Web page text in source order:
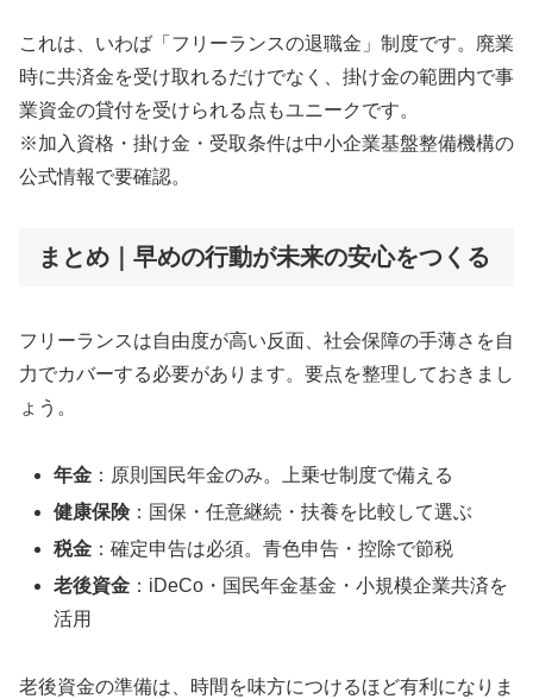
これは、いわば「フリーランスの退職金」制度です。廃業
時に共済金を受け取れるだけでなく、掛け金の範囲内で事
業資金の貸付を受けられる点もユニークです。
※加入資格・掛け金・受取条件は中小企業基盤整備機構の
公式情報で要確認。
まとめ｜早めの行動が未来の安心をつくる
フリーランスは自由度が高い反面、社会保障の手薄さを自
力でカバーする必要があります。要点を整理しておきまし
ょう。
年金 ：原則国民年金のみ。上乗せ制度で備える
健康保険：国保・任意継続・扶養を比較して選ぶ
税金 ：確定申告は必須。青色申告・控除で節税
老後資金 ：iDeCo・国民年金基金・小規模企業共済を
活用
老後資金の準備は、時間を味方につけるほど有利になりま